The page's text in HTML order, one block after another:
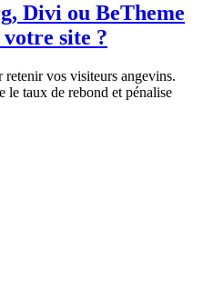
Divi ou BeTheme
site ?
vos visiteurs angevins.
le taux de rebond et pénalise